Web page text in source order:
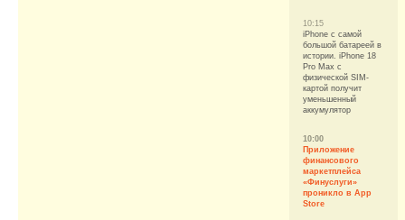
10:15
iPhone с самой
большой батареей в
истории. iPhone 18
Pro Max с
физической SIM-
картой получит
уменьшенный
аккумулятор
10:00
Приложение
финансового
маркетплейса
«Финуслуги»
проникло в App
Store